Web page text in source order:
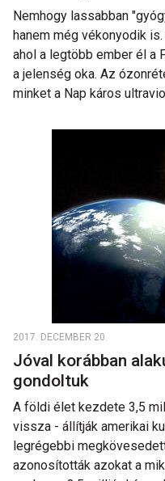
Nemhogy lassabban
hanem még vékonyodik
ahol a legtöbb ember él a
a jelenség oka. Az
minket a Nap káros
2017. DECEMBER 20.
Jóval korábban
gondoltuk
A földi élet kezdete 3,5
vissza - állítják amerikai
legrégebbi
azonosították azokat a